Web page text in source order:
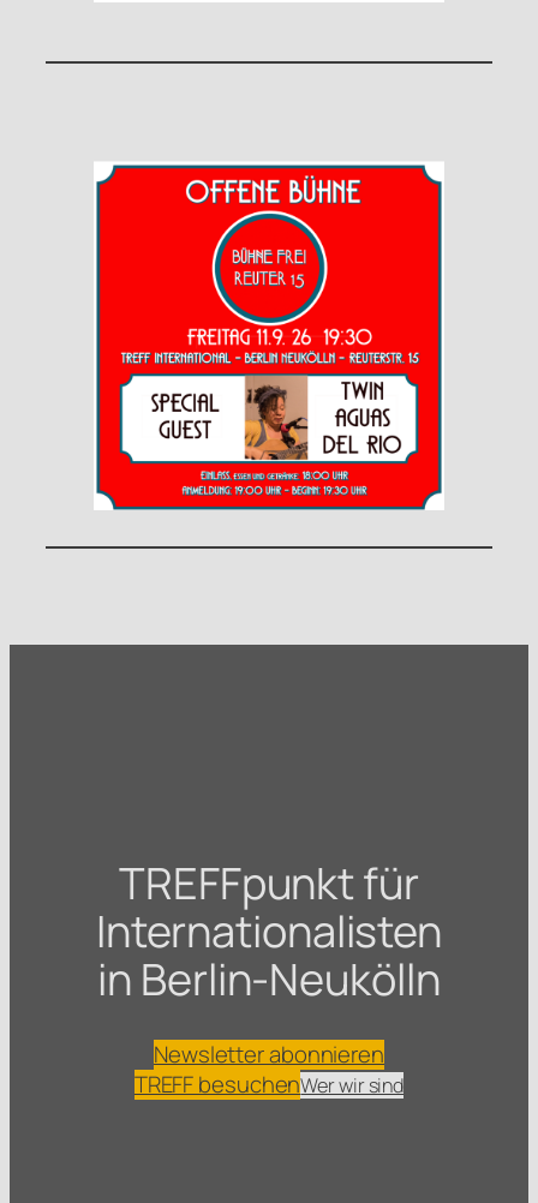
TREFFpunkt für
Internationalisten
in Berlin-Neukölln
Newsletter abonnieren
TREFF besuchenWer wir sind